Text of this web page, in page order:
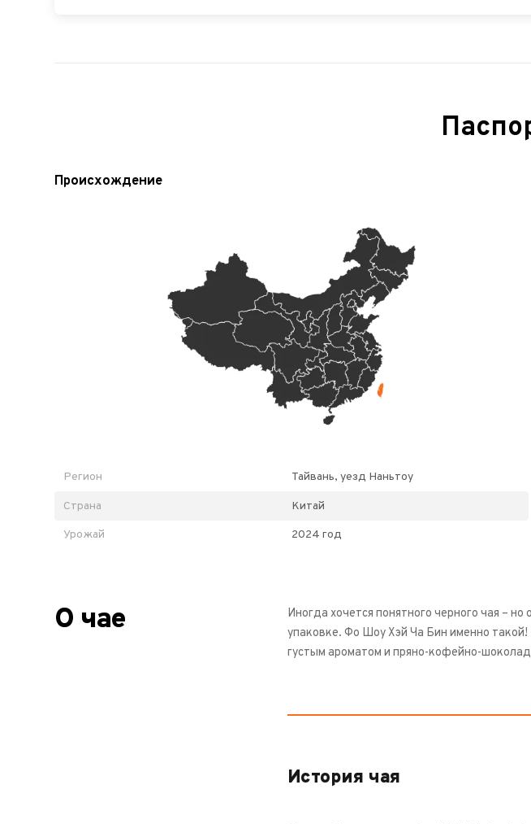
Происхождение
Регион Тайвань, уезд Наньтоу
Страна Китай
Урожай 2024 год
О чае
Иногда хочется понятного черного чая –
упаковке. Фо Шоу Хэй Ча Бин именно такой!
густым ароматом и пряно-кофейно-
История чая